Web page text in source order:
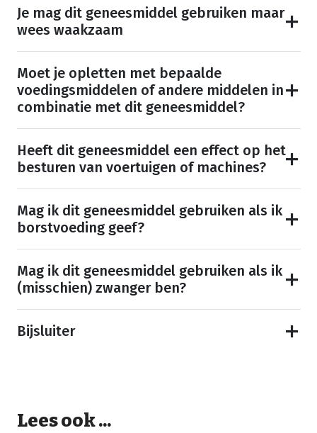
Je mag dit geneesmiddel gebruiken maar
wees waakzaam
Moet je opletten met bepaalde
voedingsmiddelen of andere middelen in
combinatie met dit geneesmiddel?
Heeft dit geneesmiddel een effect op het
besturen van voertuigen of machines?
Mag ik dit geneesmiddel gebruiken als ik
borstvoeding geef?
Mag ik dit geneesmiddel gebruiken als ik
(misschien) zwanger ben?
Bijsluiter
Lees ook ...